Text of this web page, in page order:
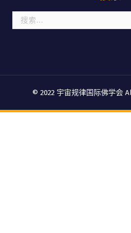
索：
© 2022 宇宙规律国际佛学会